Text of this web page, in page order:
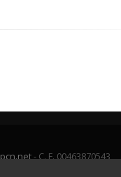
- C. F. 00463870543